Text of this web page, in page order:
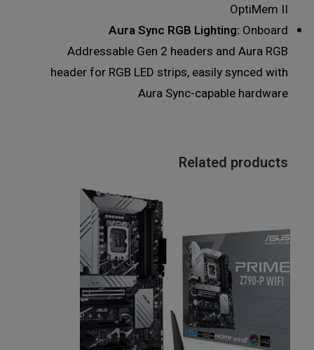
OptiMem II
Aura Sync RGB Lighting: Onboard
Addressable Gen 2 headers and Aura RGB
header for RGB LED strips, easily synced with
Aura Sync-capable hardware
Related products